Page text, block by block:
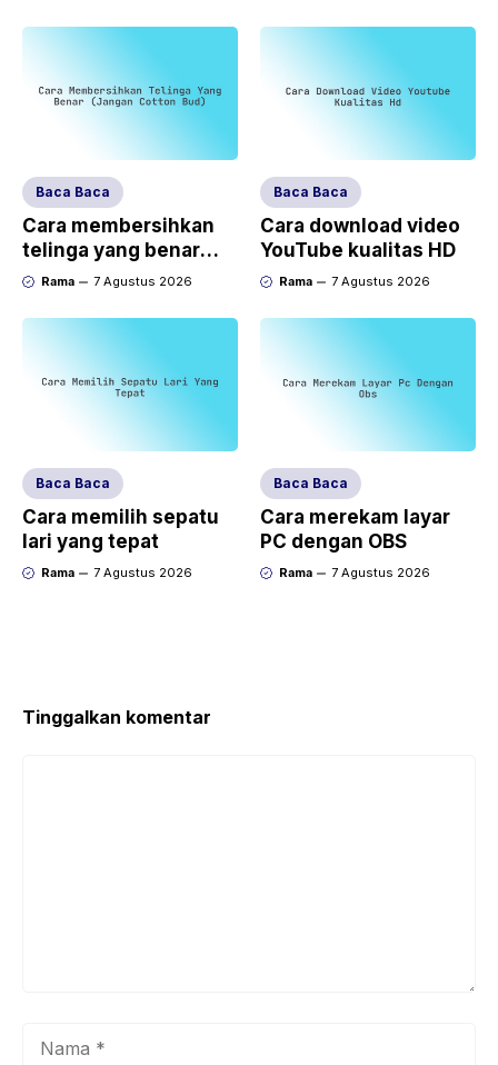
Baca Baca
Cara membersihkan
telinga yang benar
(jangan cotton bud)
Rama 7 Agustus 2026
Baca Baca
Cara download video
YouTube kualitas HD
Rama 7 Agustus 2026
Baca Baca
Cara memilih sepatu
lari yang tepat
Rama 7 Agustus 2026
Baca Baca
Cara merekam layar
PC dengan OBS
Rama 7 Agustus 2026
Tinggalkan komentar